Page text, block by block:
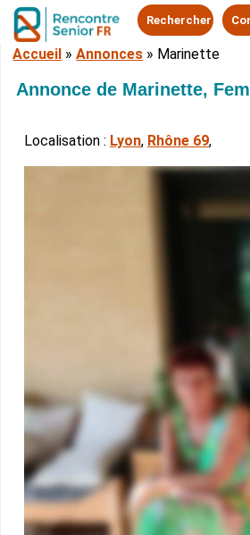
Rechercher
Accueil »Annonces » Marinette
Annonce de Marinette,
Localisation : Lyon, Rhône 69,